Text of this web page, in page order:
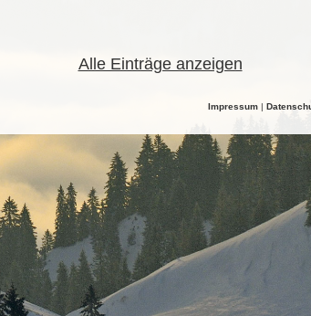
Alle Einträge anzeigen
Impressum |